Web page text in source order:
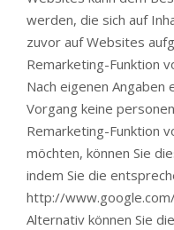
werden, die sich auf
zuvor auf Websites
Remarketing-Funktion
Nach eigenen
Vorgang keine
Remarketing-Funktion
möchten, können Sie
indem Sie die
http://
Alternativ können Sie